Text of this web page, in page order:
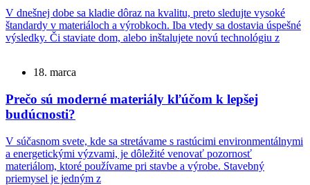
V dnešnej dobe sa kladie dôraz na kvalitu, preto sledujte vysoké
štandardy v materiáloch a výrobkoch. Iba vtedy sa dostavia úspešné
výsledky. Či staviate dom, alebo inštalujete novú technológiu z
18. marca
Prečo sú moderné materiály kľúčom k lepšej
budúcnosti?
V súčasnom svete, kde sa stretávame s rastúcimi environmentálnymi
a energetickými výzvami, je dôležité venovať pozornosť
materiálom, ktoré používame pri stavbe a výrobe. Stavebný
priemysel je jedným z